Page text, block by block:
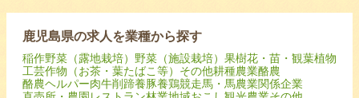
鹿児島県の求人を業種から探す
稲作野菜（露地栽培） 野菜（施設栽培） 果樹花・苗・観葉植物
工芸作物（お茶・葉たばこ等） その他耕種農業酪農
酪農ヘルパー肉牛削蹄養豚養鶏競走馬・馬農業関係企業